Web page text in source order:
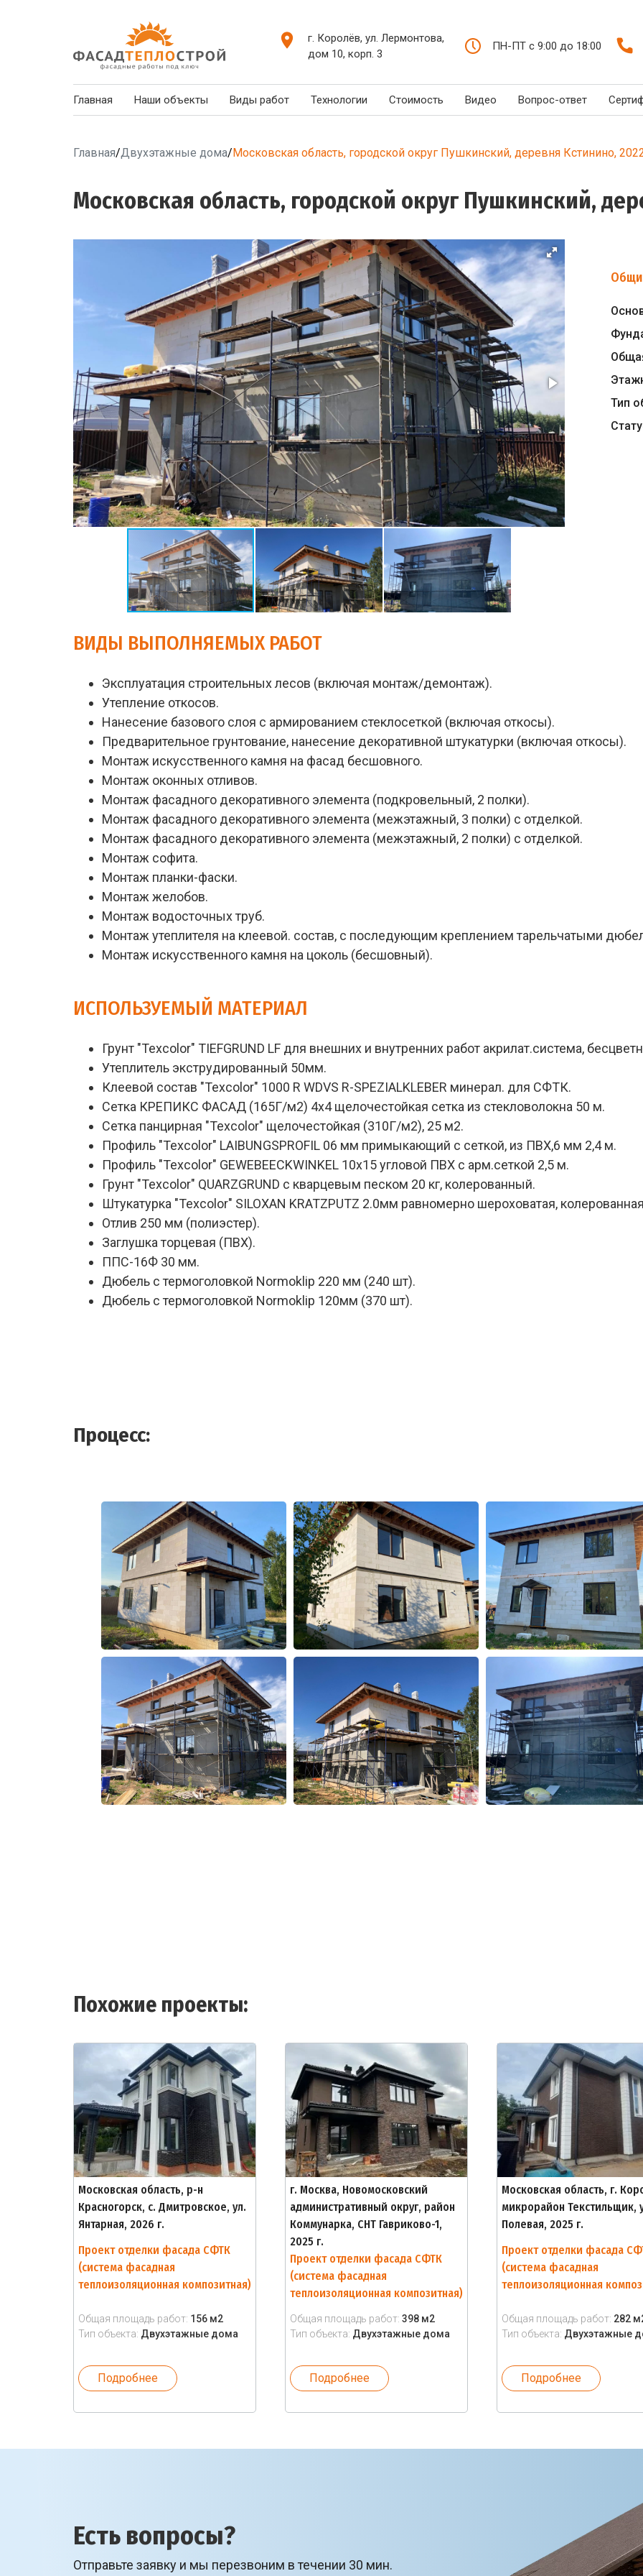
г. Королёв, ул. Лермонтова,
дом 10, корп. 3
ПН-ПТ с 9:00 до 18:00
Главная Наши объекты Виды работ Технологии Стоимость Видео Вопрос-ответ
Главная/Двухэтажные дома/Московская область, городской округ Пушкинский, деревня Кстинино,
Московская область, городской округ Пушкинский,
Тип
ВИДЫ ВЫПОЛНЯЕМЫХ РАБОТ
Эксплуатация строительных лесов (включая монтаж/демонтаж).
Утепление откосов.
Нанесение базового слоя с армированием стеклосеткой (включая откосы).
Предварительное грунтование, нанесение декоративной штукатурки (включая откосы).
Монтаж искусственного камня на фасад бесшовного.
Монтаж оконных отливов.
Монтаж фасадного декоративного элемента (подкровельный, 2 полки).
Монтаж фасадного декоративного элемента (межэтажный, 3 полки) с отделкой.
Монтаж фасадного декоративного элемента (межэтажный, 2 полки) с отделкой.
Монтаж софита.
Монтаж планки-фаски.
Монтаж желобов.
Монтаж водосточных труб.
Монтаж утеплителя на клеевой. состав, с последующим креплением тарельчатыми
Монтаж искусственного камня на цоколь (бесшовный).
ИСПОЛЬЗУЕМЫЙ МАТЕРИАЛ
Грунт "Texcolor" TIEFGRUND LF для внешних и внутренних работ акрилат.система,
Утеплитель экструдированный 50мм.
Клеевой состав "Texcolor" 1000 R WDVS R-SPEZIALKLEBER минерал. для СФТК.
Сетка КРЕПИКС ФАСАД (165Г/м2) 4х4 щелочестойкая сетка из стекловолокна 50 м.
Сетка панцирная "Texcolor" щелочестойкая (310Г/м2), 25 м2.
Профиль "Texcolor" LAIBUNGSPROFIL 06 мм примыкающий с сеткой, из ПВХ,6 мм 2,4 м.
Профиль "Texcolor" GEWEBEECKWINKEL 10х15 угловой ПВХ с арм.сеткой 2,5 м.
Грунт "Texcolor" QUARZGRUND с кварцевым песком 20 кг, колерованный.
Штукатурка "Texcolor" SILOXAN KRATZPUTZ 2.0мм равномерно шероховатая,
Отлив 250 мм (полиэстер).
Заглушка торцевая (ПВХ).
ППС-16Ф 30 мм.
Дюбель с термоголовкой Normoklip 220 мм (240 шт).
Дюбель с термоголовкой Normoklip 120мм (370 шт).
Процесс:
Похожие проекты:
Московская область, р-н
Красногорск, с. Дмитровское, ул.
Янтарная, 2026 г.
Проект отделки фасада СФТК
(система фасадная
теплоизоляционная композитная)
Общая площадь работ: 156 м2
Тип объекта: Двухэтажные дома
Подробнее
г. Москва, Новомосковский
административный округ, район
Коммунарка, СНТ Гавриково-1,
2025 г.
Проект отделки фасада СФТК
(система фасадная
теплоизоляционная композитная)
Общая площадь работ: 398 м2
Тип объекта: Двухэтажные дома
Подробнее
Московская область, г.
микрорайон Текстильщик,
Полевая, 2025 г.
Проект отделки фасада
(система фасадная
теплоизоляционная
Общая площадь работ: 282
Тип объекта: Двухэтажные
Подробнее
Есть вопросы?
Отправьте заявку и мы перезвоним в течении 30 мин.